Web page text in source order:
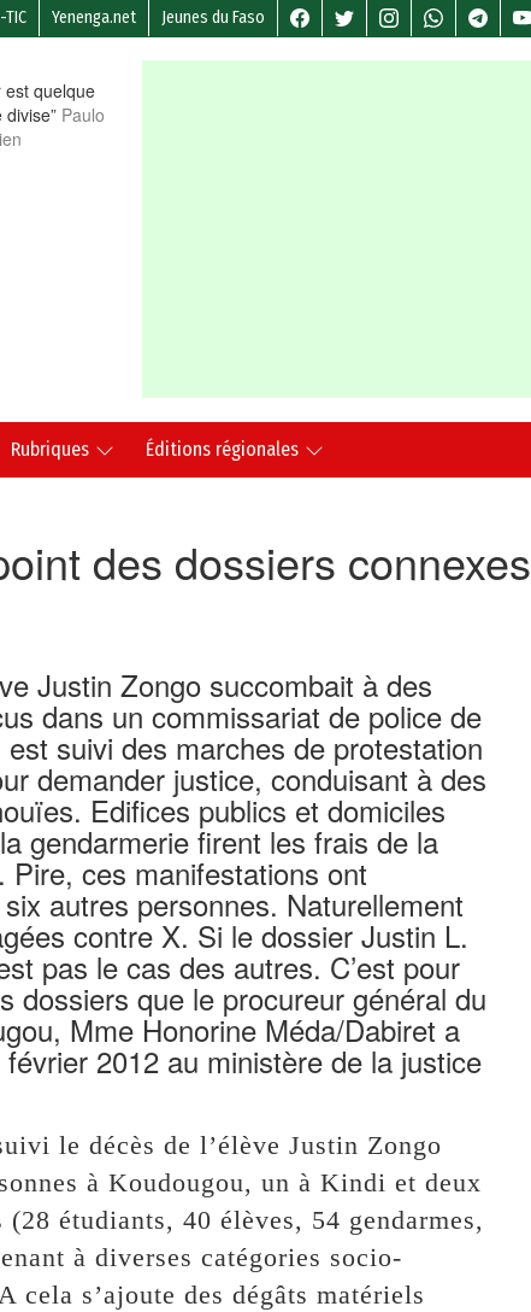
TIC Yenenga.net Jeunes du Faso
est quelque
Paulo
Rubriques Éditions régionales
des dossiers connexes
Justin Zongo succombait à des
dans un commissariat de police de
est suivi des marches de protestation
demander justice, conduisant à des
Edifices publics et domiciles
gendarmerie firent les frais de la
ces manifestations ont
autres personnes. Naturellement
contre X. Si le dossier Justin L.
pas le cas des autres. C’est pour
dossiers que le procureur général du
Mme Honorine Méda/Dabiret a
2012 au ministère de la justice
le décès de l’élève Justin Zongo
à Koudougou, un à Kindi et deux
étudiants, 40 élèves, 54 gendarmes,
à diverses catégories socio-
cela s’ajoute des dégâts matériels